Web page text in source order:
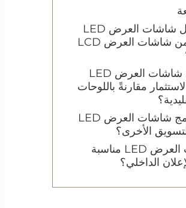
ما الذي يجعل شاشات العرض LED
أكثر فعاليةً من شاشات العرض LCD
كيف تحسّن شاشات العرض LED
مقارنةً باللوحات
هل يمكن دمج شاشات العرض LED
الأخرى؟
هل شاشات العرض LED مناسبة
الداخلي؟